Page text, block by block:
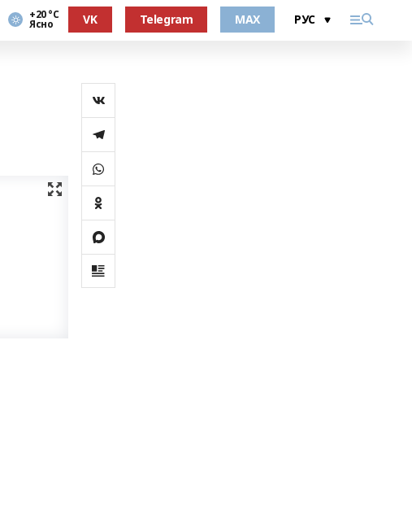
+20 °С
Ясно VK Telegram MAX